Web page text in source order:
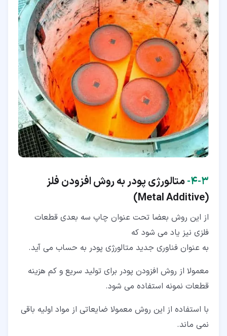
۳‏-‏۴‏-
متالورژی پودر به روش افزودن فلز
(
Metal Additive
)
از این روش بعضا تحت عنوان چاپ سه بعدی قطعات
فلزی نیز یاد می شود که
به عنوان فناوری جدید متالورژی پودر به حساب می آید.
معمولا از روش افزودن پودر برای تولید سریع و کم هزینه
قطعات نمونه استفاده می شود.
با استفاده از این روش معمولا ضایعاتی از مواد اولیه باقی
نمی ماند.